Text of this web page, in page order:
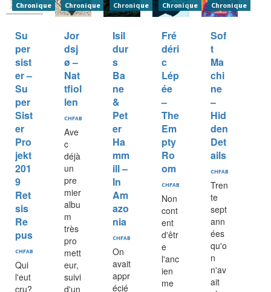
Chronique
Su
per
sist
er –
Su
per
Sist
er
Pro
jekt
201
9
Ret
sis
Re
pus
CHFAB
Qui
l'eut
cru?
Chronique
Jor
dsj
ø –
Nat
tfiol
len
CHFAB
Ave
c
déjà
un
pre
mier
albu
m
très
pro
mett
eur,
suivi
d'un
Chronique
Isil
dur
s
Ba
ne
&
Pet
er
Ha
mm
ill –
In
Am
azo
nia
CHFAB
On
avait
appr
écié
Chronique
Fré
déri
c
Lép
ée
–
The
Em
pty
Ro
om
CHFAB
Non
cont
ent
d'êtr
e
l'anc
ien
me
Chronique
Sof
t
Ma
chi
ne
–
Hid
den
Det
ails
CHFAB
Tren
te
sept
ann
ées
qu'o
n
n'av
ait